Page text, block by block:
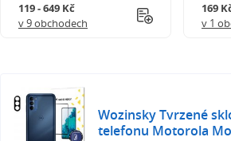
119 - 649 Kč
v 9 obchodech
169
v 1
Wozinsky Tvrzené
telefonu Motorola